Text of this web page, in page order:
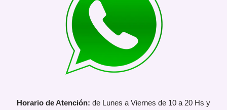
Horario de Atención: de Lunes a Viernes de 10 a 20 Hs y